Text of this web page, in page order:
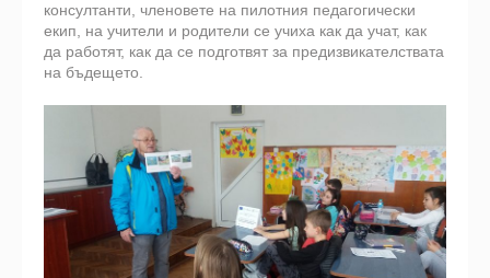
консултанти, членовете на пилотния педагогически
екип, на учители и родители се учиха как да учат, как
да работят, как да се подготвят за предизвикателствата
на бъдещето.